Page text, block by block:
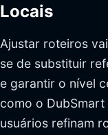
Locais
Ajustar roteiros
se de substituir
e garantir o nível
como o
usuários refinam